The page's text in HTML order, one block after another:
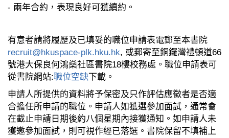
- 兩年合約，表現良好可獲續約。
有意者請將履歷及已填妥的職位申請表電郵至本書院
recruit@hkuspace-plk.hku.hk, 或郵寄至銅鑼灣禮頓道66
號港大保良何鴻燊社區書院18樓校務處。職位申請表可
從書院網站:職位空缺下載。
申請人所提供的資料將予保密及只作評估應徵者是否適
合擔任所申請的職位。申請人如獲選參加面試，通常會
在截止申請日期後約八個星期內接獲通知。如申請人未
獲邀參加面試，則可視作經已落選。書院保留不填補上